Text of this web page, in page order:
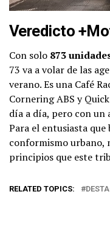
Veredicto
Con solo 873
73 va a volar de las
verano. Es una Café
Cornering ABS y
día a día, pero con un
Para el entusiasta
conformismo urbano,
principios que este
RELATED TOPICS: